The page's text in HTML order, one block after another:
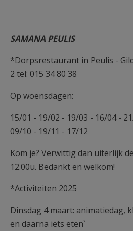
SAMANA PEULIS
*Dorpsrestaurant in Peulis -
2 tel: 015 34 80 38
Op woensdagen:
15/01 - 19/02 - 19/03 - 16/04 -
09/10 - 19/11 - 17/12
Kom je? Verwittig dan uiterlijk
12.00u. Bedankt en welkom!
*Activiteiten 2025
Dinsdag 4 maart: animatiedag,
en daarna iets eten`